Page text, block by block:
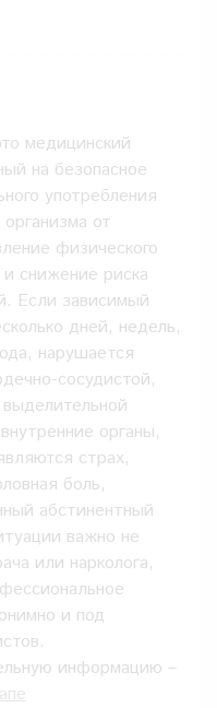
медицинский
на безопасное
употребления
от
физического
снижение риска
Если зависимый
дней, недель,
нарушается
сосудистой,
органы,
страх,
боль,
абстинентный
важно не
или нарколога,
и под
информацию –